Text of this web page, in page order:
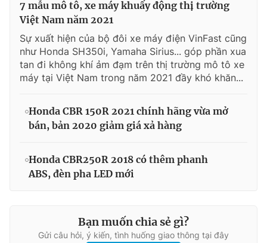
7 mẫu mô tô, xe máy khuấy động thị trường
Việt Nam năm 2021
Sự xuất hiện của bộ đôi xe máy điện VinFast cũng
như Honda SH350i, Yamaha Sirius... góp phần xua
tan đi không khí ảm đạm trên thị trường mô tô xe
máy tại Việt Nam trong năm 2021 đầy khó khăn...
Honda CBR 150R 2021 chính hãng vừa mở
bán, bản 2020 giảm giá xả hàng
Honda CBR250R 2018 có thêm phanh
ABS, đèn pha LED mới
Bạn muốn chia sẻ gì?
Gửi câu hỏi, ý kiến, tình huống giao thông tại đây